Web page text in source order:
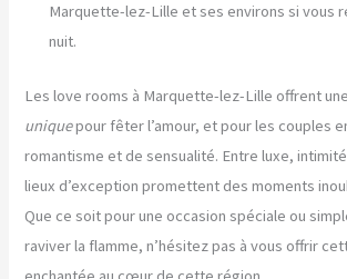
Marquette-lez-Lille et ses environs si vous
nuit.
Les love rooms à Marquette-lez-Lille offrent une
uniquepour fêter l’amour, et pour les couples
romantisme et de sensualité. Entre luxe,
lieux d’exception promettent des moments
Que ce soit pour une occasion spéciale ou
raviver la flamme, n’hésitez pas à vous offrir